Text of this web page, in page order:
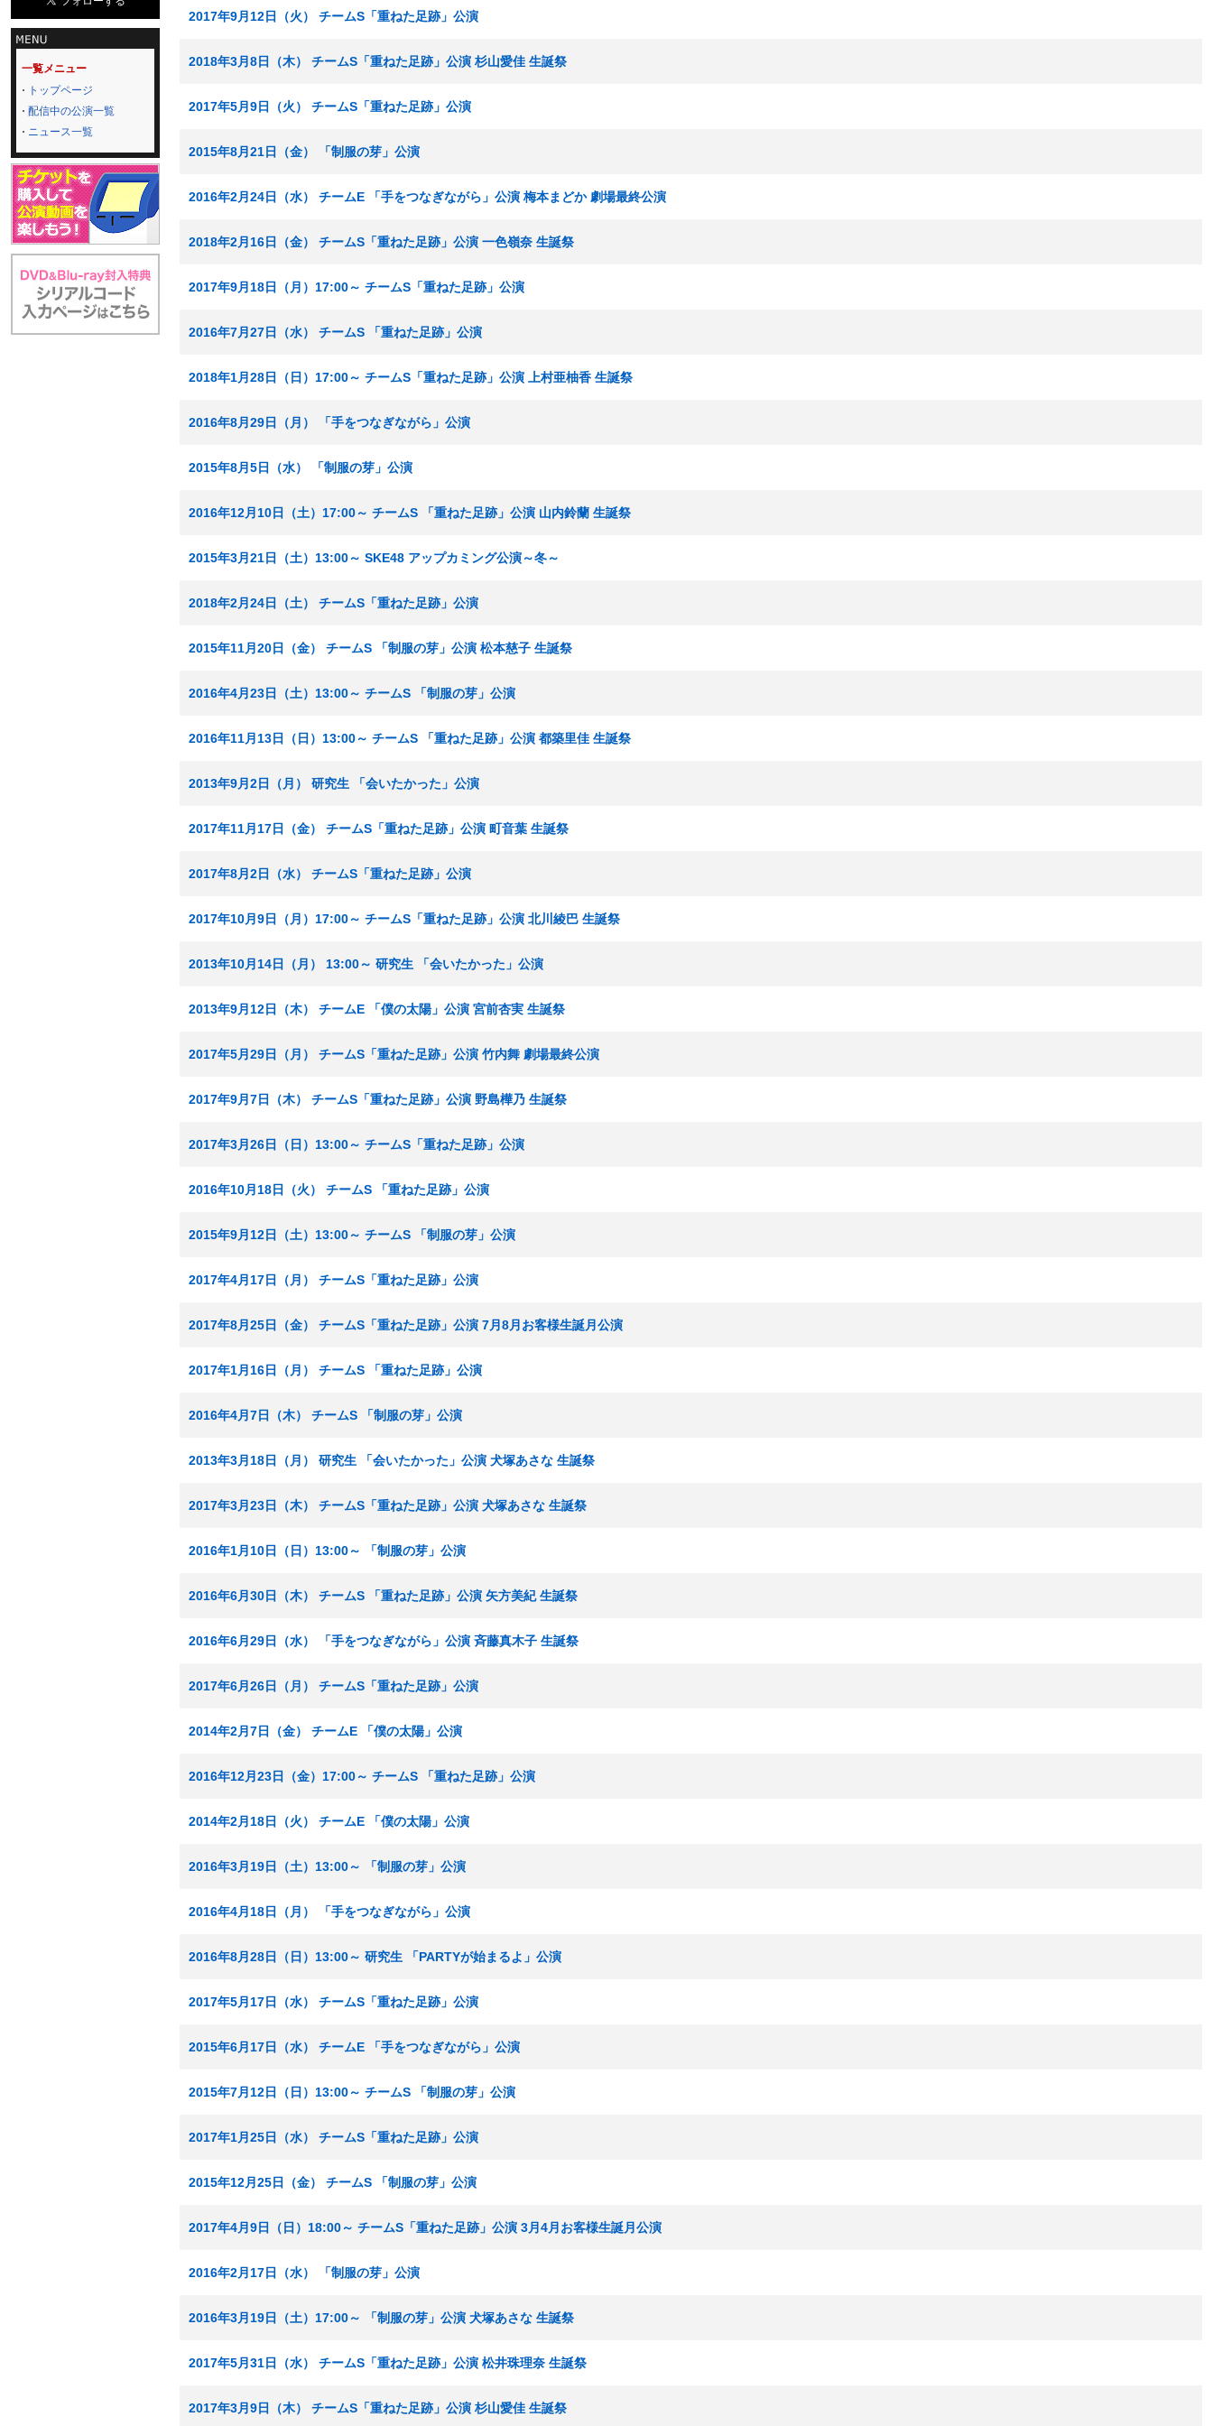
一覧メニュー
トップページ
配信中の公演一覧
ニュース一覧
2017年9月12日（火） チームS「重ねた足跡」公演
2018年3月8日（木） チームS「重ねた足跡」公演 杉山愛佳 生誕祭
2017年5月9日（火） チームS「重ねた足跡」公演
2015年8月21日（金） 「制服の芽」公演
2016年2月24日（水） チームE 「手をつなぎながら」公演 梅本まどか 劇場最終公演
2018年2月16日（金） チームS「重ねた足跡」公演 一色嶺奈 生誕祭
2017年9月18日（月）17:00～ チームS「重ねた足跡」公演
2016年7月27日（水） チームS 「重ねた足跡」公演
2018年1月28日（日）17:00～ チームS「重ねた足跡」公演 上村亜柚香 生誕祭
2016年8月29日（月） 「手をつなぎながら」公演
2015年8月5日（水） 「制服の芽」公演
2016年12月10日（土）17:00～ チームS 「重ねた足跡」公演 山内鈴蘭 生誕祭
2015年3月21日（土）13:00～ SKE48 アップカミング公演～冬～
2018年2月24日（土） チームS「重ねた足跡」公演
2015年11月20日（金） チームS 「制服の芽」公演 松本慈子 生誕祭
2016年4月23日（土）13:00～ チームS 「制服の芽」公演
2016年11月13日（日）13:00～ チームS 「重ねた足跡」公演 都築里佳 生誕祭
2013年9月2日（月） 研究生 「会いたかった」公演
2017年11月17日（金） チームS「重ねた足跡」公演 町音葉 生誕祭
2017年8月2日（水） チームS「重ねた足跡」公演
2017年10月9日（月）17:00～ チームS「重ねた足跡」公演 北川綾巴 生誕祭
2013年10月14日（月） 13:00～ 研究生 「会いたかった」公演
2013年9月12日（木） チームE 「僕の太陽」公演 宮前杏実 生誕祭
2017年5月29日（月） チームS「重ねた足跡」公演 竹内舞 劇場最終公演
2017年9月7日（木） チームS「重ねた足跡」公演 野島樺乃 生誕祭
2017年3月26日（日）13:00～ チームS「重ねた足跡」公演
2016年10月18日（火） チームS 「重ねた足跡」公演
2015年9月12日（土）13:00～ チームS 「制服の芽」公演
2017年4月17日（月） チームS「重ねた足跡」公演
2017年8月25日（金） チームS「重ねた足跡」公演 7月8月お客様生誕月公演
2017年1月16日（月） チームS 「重ねた足跡」公演
2016年4月7日（木） チームS 「制服の芽」公演
2013年3月18日（月） 研究生 「会いたかった」公演 犬塚あさな 生誕祭
2017年3月23日（木） チームS「重ねた足跡」公演 犬塚あさな 生誕祭
2016年1月10日（日）13:00～ 「制服の芽」公演
2016年6月30日（木） チームS 「重ねた足跡」公演 矢方美紀 生誕祭
2016年6月29日（水） 「手をつなぎながら」公演 斉藤真木子 生誕祭
2017年6月26日（月） チームS「重ねた足跡」公演
2014年2月7日（金） チームE 「僕の太陽」公演
2016年12月23日（金）17:00～ チームS 「重ねた足跡」公演
2014年2月18日（火） チームE 「僕の太陽」公演
2016年3月19日（土）13:00～ 「制服の芽」公演
2016年4月18日（月） 「手をつなぎながら」公演
2016年8月28日（日）13:00～ 研究生 「PARTYが始まるよ」公演
2017年5月17日（水） チームS「重ねた足跡」公演
2015年6月17日（水） チームE 「手をつなぎながら」公演
2015年7月12日（日）13:00～ チームS 「制服の芽」公演
2017年1月25日（水） チームS「重ねた足跡」公演
2015年12月25日（金） チームS 「制服の芽」公演
2017年4月9日（日）18:00～ チームS「重ねた足跡」公演 3月4月お客様生誕月公演
2016年2月17日（水） 「制服の芽」公演
2016年3月19日（土）17:00～ 「制服の芽」公演 犬塚あさな 生誕祭
2017年5月31日（水） チームS「重ねた足跡」公演 松井珠理奈 生誕祭
2017年3月9日（木） チームS「重ねた足跡」公演 杉山愛佳 生誕祭